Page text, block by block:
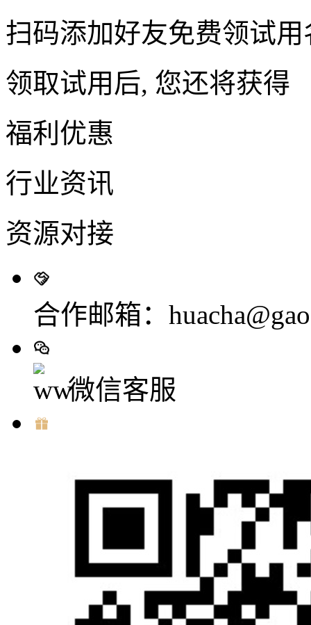
扫码添加好友免费领试用
领取试用后, 您还将获得
福利优惠
行业资讯
资源对接
合作邮箱：
微信客服